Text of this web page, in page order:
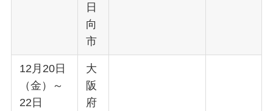
日
向
市
12月20日
（金）～
22日
大
阪
府